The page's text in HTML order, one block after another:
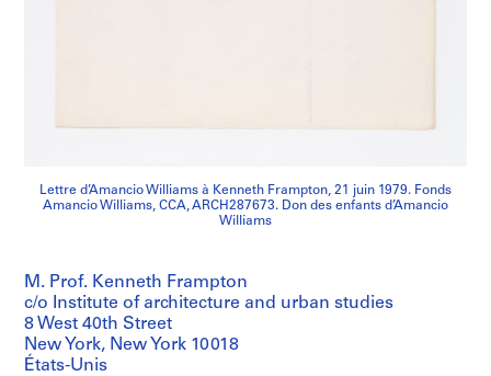
Lettre d’Amancio Williams à Kenneth Frampton, 21 juin 1979. Fonds
Amancio Williams, CCA, ARCH287673. Don des enfants d’Amancio
Williams
M. Prof. Kenneth Frampton
c/o Institute of architecture and urban studies
8 West 40th Street
New York, New York 10018
États-Unis